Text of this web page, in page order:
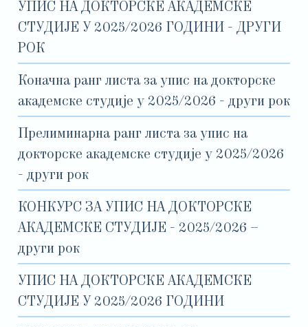
УПИС НА ДОКТОРСКЕ АКАДЕМСКЕ
СТУДИЈЕ У 2025/2026 ГОДИНИ - ДРУГИ
РОК
Коначна ранг листа за упис на докторске
академске студије у 2025/2026 - други рок
Прелиминарна ранг листа за упис на
докторске академске студије у 2025/2026
- други рок
КОНКУРС ЗА УПИС НА ДОКТОРСКЕ
АКАДЕМСКЕ СТУДИЈЕ - 2025/2026 –
други рок
УПИС НА ДОКТОРСКЕ АКАДЕМСКЕ
СТУДИЈЕ У 2025/2026 ГОДИНИ